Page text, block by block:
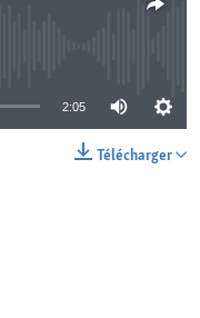
available
2:05
Télécharger